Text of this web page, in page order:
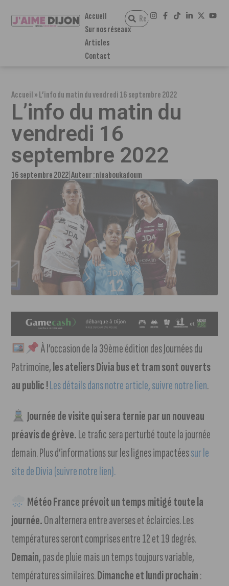
Accueil
Sur nos réseaux
Articles
Contact
Accueil»L’info du matin du vendredi 16 septembre 2022
L’info du matin du
vendredi 16
septembre 2022
16 septembre 2022 Auteur :ninaboukadoum
À l’occasion de la 39ème édition des Journées du
Patrimoine,les ateliers Divia bus et tram sont ouverts
au public !Les détails dans notre article, suivre notre lien.
Journée de visite qui sera ternie par un nouveau
préavis de grève.Le trafic sera perturbé toute la journée
demain. Plus d’informations sur les lignes impactéessur le
site de Divia (suivre notre lien).
Météo France prévoit un temps mitigé toute la
journée.On alternera entre averses et éclaircies. Les
températures seront comprises entre 12 et 19 degrés.
Demain, pas de pluie mais un temps toujours variable,
températures similaires.Dimanche et lundi prochain: